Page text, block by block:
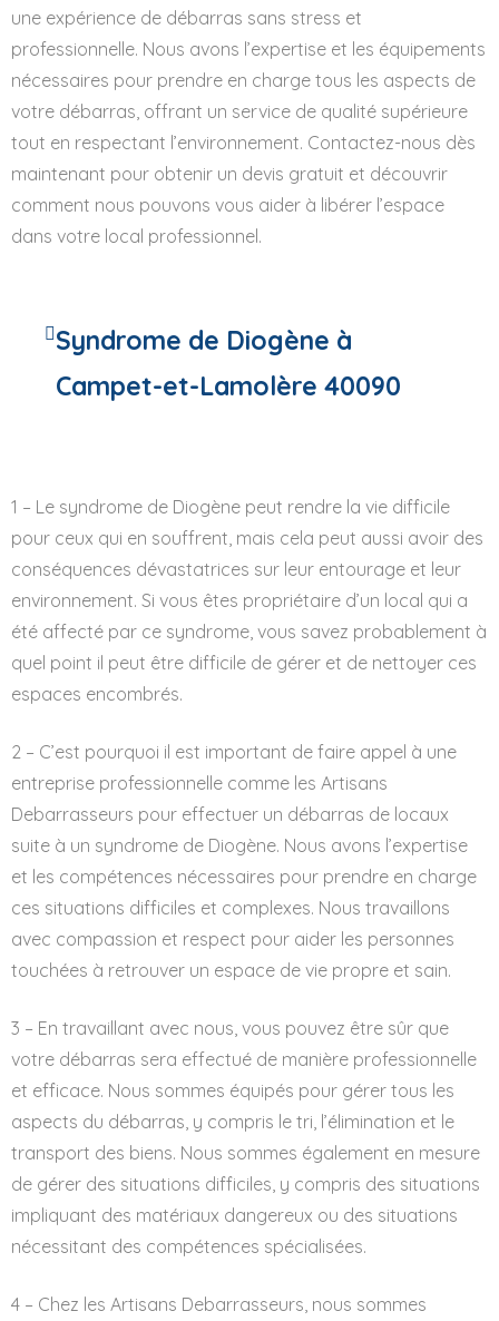
une expérience de débarras sans stress et
professionnelle. Nous avons l’expertise et les équipements
nécessaires pour prendre en charge tous les aspects de
votre débarras, offrant un service de qualité supérieure
tout en respectant l’environnement. Contactez-nous dès
maintenant pour obtenir un devis gratuit et découvrir
comment nous pouvons vous aider à libérer l’espace
dans votre local professionnel.
Syndrome de Diogène à
Campet-et-Lamolère 40090
1 – Le syndrome de Diogène peut rendre la vie difficile
pour ceux qui en souffrent, mais cela peut aussi avoir des
conséquences dévastatrices sur leur entourage et leur
environnement. Si vous êtes propriétaire d’un local qui a
été affecté par ce syndrome, vous savez probablement à
quel point il peut être difficile de gérer et de nettoyer ces
espaces encombrés.
2 – C’est pourquoi il est important de faire appel à une
entreprise professionnelle comme les Artisans
Debarrasseurs pour effectuer un débarras de locaux
suite à un syndrome de Diogène. Nous avons l’expertise
et les compétences nécessaires pour prendre en charge
ces situations difficiles et complexes. Nous travaillons
avec compassion et respect pour aider les personnes
touchées à retrouver un espace de vie propre et sain.
3 – En travaillant avec nous, vous pouvez être sûr que
votre débarras sera effectué de manière professionnelle
et efficace. Nous sommes équipés pour gérer tous les
aspects du débarras, y compris le tri, l’élimination et le
transport des biens. Nous sommes également en mesure
de gérer des situations difficiles, y compris des situations
impliquant des matériaux dangereux ou des situations
nécessitant des compétences spécialisées.
4 – Chez les Artisans Debarrasseurs, nous sommes